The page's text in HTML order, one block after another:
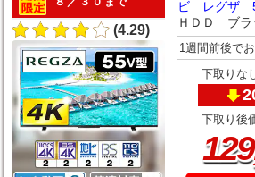
(4.29)
ビ レグザ
ＨＤＤ ブラ
1週間前後で
下取りな
下取り後
129